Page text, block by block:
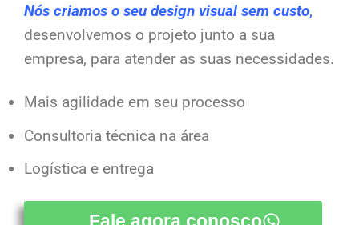
Nós criamos o seu design visual sem custo,
desenvolvemos o projeto junto a sua
empresa, para atender as suas necessidades.
Mais agilidade em seu processo
Consultoria técnica na área
Logística e entrega
Fale agora conosco